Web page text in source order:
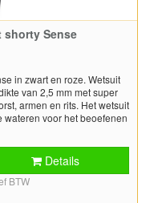
shorty Sense
in zwart en roze. Wetsuit
van 2,5 mm met super
armen en rits. Het wetsuit
voor het beoefenen
flexibiliteit en comfort biedt
mouwen en pijpen alsmede
rand. Hierdoor sluit het pak
Details
BTW